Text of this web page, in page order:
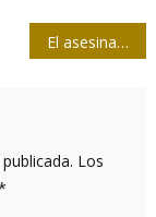
El asesinato del Washington Post
Los